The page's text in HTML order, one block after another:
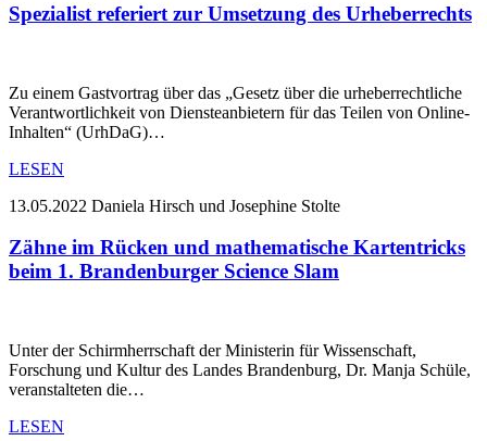
Spezialist referiert zur Umsetzung des Urheberrechts
Zu einem Gastvortrag über das „Gesetz über die urheberrechtliche
Verantwortlichkeit von Diensteanbietern für das Teilen von Online-
Inhalten“ (UrhDaG)…
LESEN
13.05.2022 Daniela Hirsch und Josephine Stolte
Zähne im Rücken und mathematische Kartentricks
beim 1. Brandenburger Science Slam
Unter der Schirmherrschaft der Ministerin für Wissenschaft,
Forschung und Kultur des Landes Brandenburg, Dr. Manja Schüle,
veranstalteten die…
LESEN